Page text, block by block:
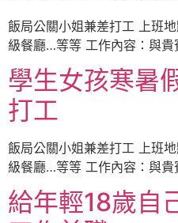
飯局公關小姐兼差打工 上班
級餐廳…等等 工作內容：與
學生女孩寒暑
打工
飯局公關小姐兼差打工 上班
級餐廳…等等 工作內容：與
給年輕18歲自